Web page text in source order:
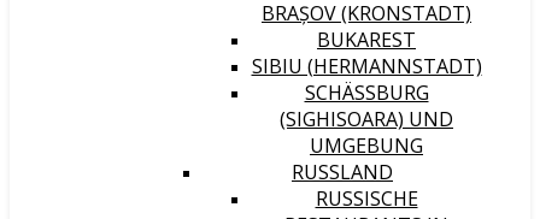
BRAȘOV (KRONSTADT)
BUKAREST
SIBIU (HERMANNSTADT)
SCHÄSSBURG (
SIGHISOARA) UND U
MGEBUNG
RUSSLAND
RUSSISCHE